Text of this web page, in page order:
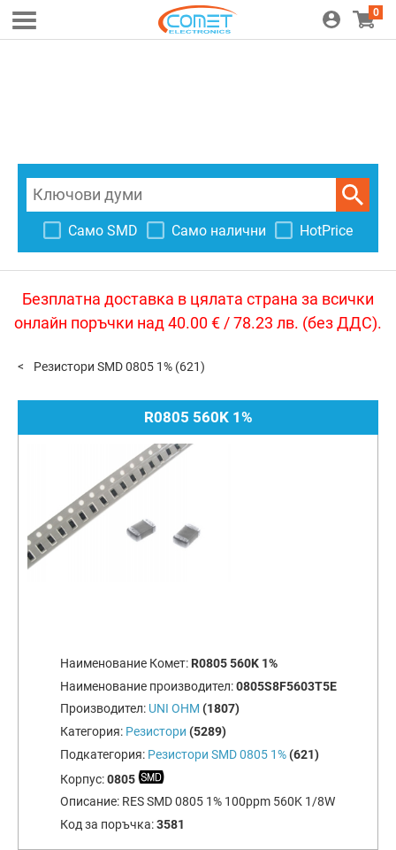
0
Само SMD Само налични HotPrice
Безплатна доставка в цялата страна за всички
онлайн поръчки над 40.00 € / 78.23 лв. (без ДДС).
Резистори SMD 0805 1% (621)
R0805 560K 1%
Наименование Комет: R0805 560K 1%
Наименование производител:0805S8F5603T5E
Производител: UNI OHM (1807)
Категория: Резистори (5289)
Подкатегория: Резистори SMD 0805 1% (621)
Корпус:0805
Описание: RES SMD 0805 1% 100ppm 560K 1/8W
Код за поръчка:3581